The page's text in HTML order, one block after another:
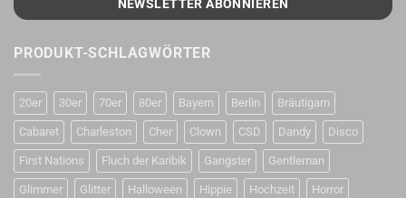
PRODUKT-SCHLAGWÖRTER
20er 30er 70er 80er Bayern Berlin Bräutigam
Cabaret Charleston Cher Clown CSD Dandy Disco
First Nations Fluch der Karibik Gangster Gentleman
Glimmer Glitter Halloween Hippie Hochzeit Horror